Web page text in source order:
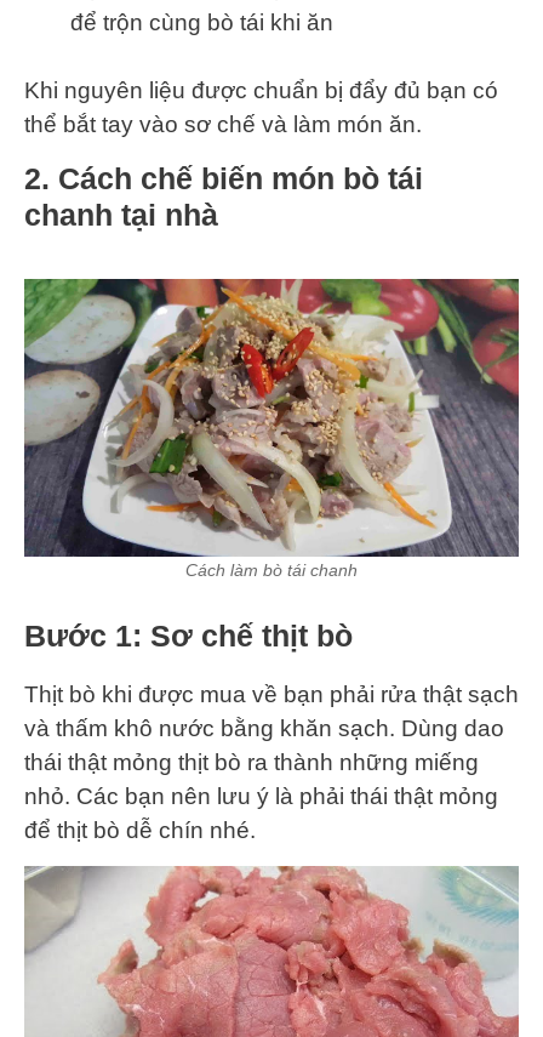
để trộn cùng bò tái khi ăn
Khi nguyên liệu được chuẩn bị đẩy đủ bạn có
thể bắt tay vào sơ chế và làm món ăn.
2. Cách chế biến món bò tái
chanh tại nhà
Cách làm bò tái chanh
Bước 1: Sơ chế thịt bò
Thịt bò khi được mua về bạn phải rửa thật sạch
và thấm khô nước bằng khăn sạch. Dùng dao
thái thật mỏng thịt bò ra thành những miếng
nhỏ. Các bạn nên lưu ý là phải thái thật mỏng
để thịt bò dễ chín nhé.